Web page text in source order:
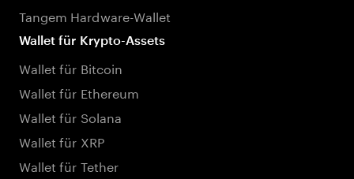
Tangem Hardware-Wallet
Wallet für Krypto-Assets
Wallet für Bitcoin
Wallet für Ethereum
Wallet für Solana
Wallet für XRP
Wallet für Tether